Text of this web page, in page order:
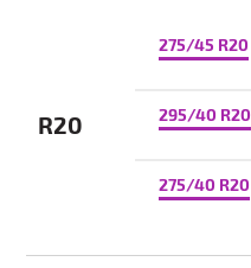
R20
275/45 R20
295/40 R20
275/40 R20